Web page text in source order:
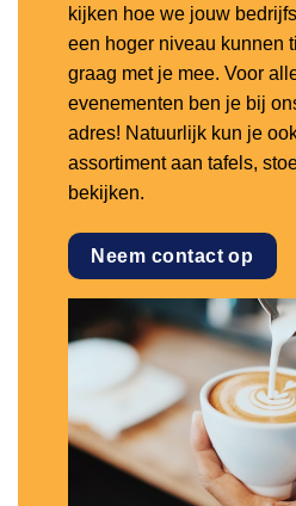
kijken hoe we jouw
een hoger niveau kunnen
graag met je mee. Voor
evenementen ben je bij
adres! Natuurlijk kun je
assortiment aan tafels,
bekijken.
Neem contact op